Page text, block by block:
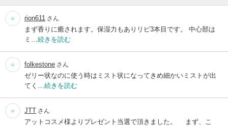
rion611 さん
まず香りに癒されます。保湿力もありリピ3本目です。 中心部は
ミ… 続きを読む
folkestone さん
ゼリー状なのに使う時はミスト状になってきめ細かいミストが出
てく… 続きを読む
JTT さん
アットコスメ様よりプレゼント当選で頂きました。 まず、こ